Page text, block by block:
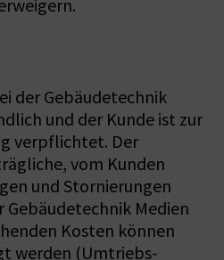
der Gebäudetechnik
und der Kunde ist zur
verpflichtet. Der
vom Kunden
und Stornierungen
Gebäudetechnik Medien
Kosten können
werden (Umtriebs-